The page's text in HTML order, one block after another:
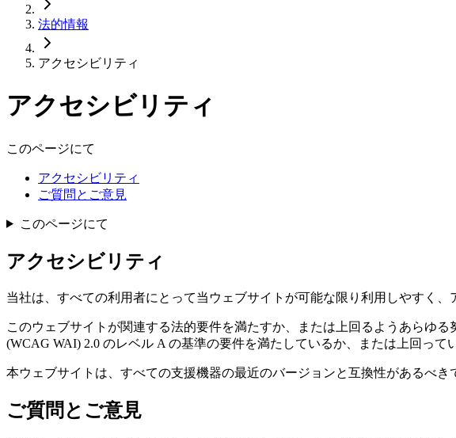
法的情報
アクセシビリティ
アクセシビリティ
このページにて
アクセシビリティ
ご質問とご意見
このページにて
アクセシビリティ
当社は、すべての利用者にとって当ウェブサイトが可能な限り利用しやすく
このウェブサイトが関連する法的要件を満たすか、または上回るようあらゆる
(WCAG WAI) 2.0 のレベル A の基準の要件を満たしているか、または上回って
本ウェブサイトは、すべての支援機器の最近のバージョンと互換性があるべき
ご質問とご意見